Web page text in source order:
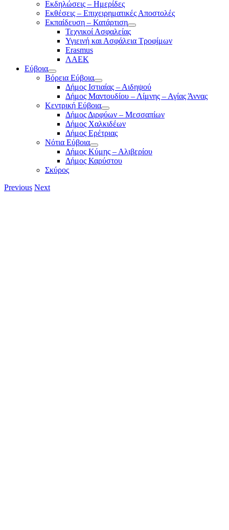
Εκδηλώσεις – Ημερίδες
Εκθέσεις – Επιχειρηματικές Αποστολές
Εκπαίδευση – Κατάρτιση
Τεχνικοί Ασφαλείας
Υγιεινή και Ασφάλεια Τροφίμων
Erasmus
ΛΑΕΚ
Εύβοια
Βόρεια Εύβοια
Δήμος Ιστιαίας – Αιδηψού
Δήμος Μαντουδίου – Λίμνης – Αγίας Άννας
Κεντρική Εύβοια
Δήμος Διρφύων – Μεσσαπίων
Δήμος Χαλκιδέων
Δήμος Ερέτριας
Νότια Εύβοια
Δήμος Κύμης – Αλιβερίου
Δήμος Καρύστου
Σκύρος
Previous Next